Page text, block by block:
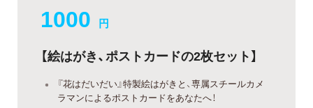
1000 円
【絵はがき、ポストカードの2枚セット】
『花はだいだい』特製絵はがきと、専属スチールカメ
ラマンによるポストカードをあなたへ！